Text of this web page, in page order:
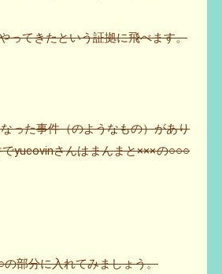
ってきたという証拠に飛べます。
った事件（のようなもの）があり
yucovinさんはまんまと×××の○○○
部分に入れてみましょう。